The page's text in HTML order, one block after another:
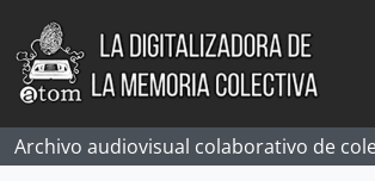
Skip to main content
Archivo audiovisual colaborativo de